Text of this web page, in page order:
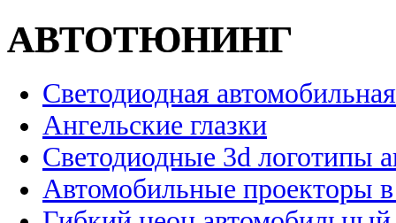
АВТОТЮНИНГ
Светодиодная
Ангельские глазки
Светодиодные 3d логотипы
Автомобильные проекторы